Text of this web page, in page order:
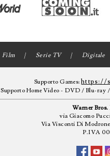
Film Serie TV Digitale
Supporto Games:https://
Supporto Home Video - DVD / Blu-ray
Warner
via Giacomo
Via Visconti Di
P.IVA